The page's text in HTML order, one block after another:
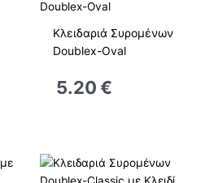
Κλειδαριά Συρομένων
Doublex-Oval
5.20 €